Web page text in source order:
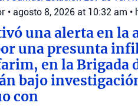
• agosto 8, 2026 at 10:32 am •
una alerta en
una presunta
en la Brigada
bajo
con